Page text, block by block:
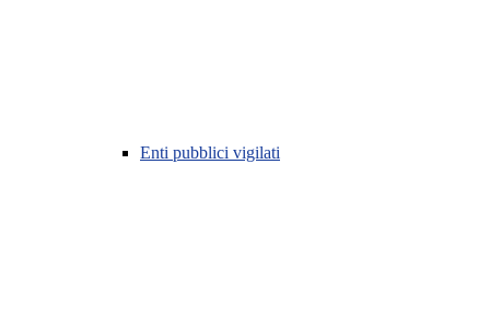
Enti pubblici vigilati